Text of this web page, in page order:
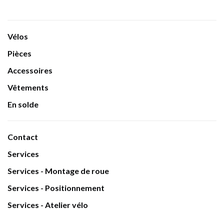
Vélos
Pièces
Accessoires
Vêtements
En solde
Contact
Services
Services - Montage de roue
Services - Positionnement
Services - Atelier vélo